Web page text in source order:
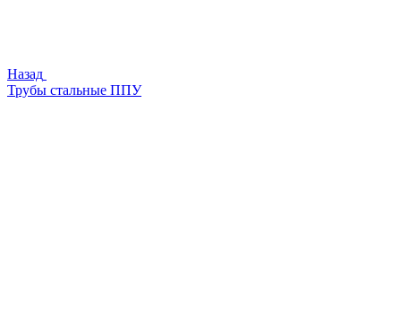
Назад
Трубы стальные ППУ